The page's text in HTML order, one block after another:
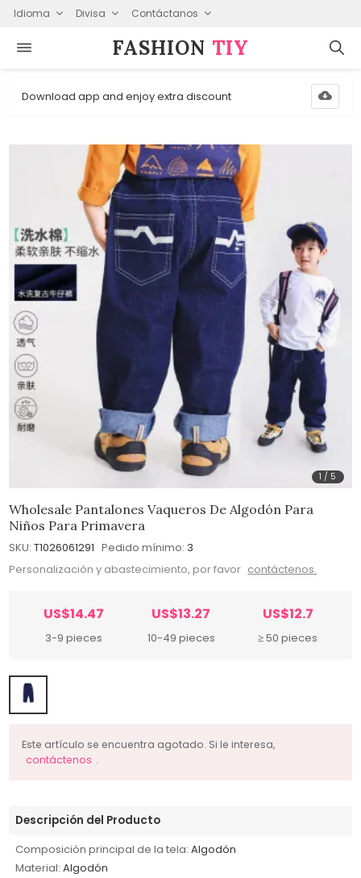
Idioma Divisa Contáctanos
FASHION⁠ TIY
Download app and enjoy extra discount
1 / 5
Wholesale Pantalones Vaqueros De Algodón Para
Niños Para Primavera
SKU: T1026061291 Pedido mínimo: 3
Personalización y abastecimiento, por favor contáctenos.
US$14.47
3-9 pieces
US$13.27
10-49 pieces
US$12.7
≥ 50 pieces
Este artículo se encuentra agotado. Si le interesa,
contáctenos .
Descripción del Producto
Composición principal de la tela: Algodón
Material: Algodón